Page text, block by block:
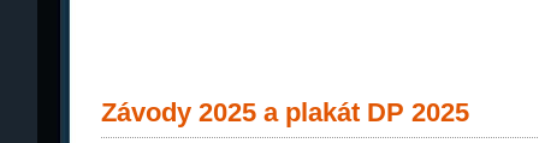
Závody 2025 a plakát DP 2025